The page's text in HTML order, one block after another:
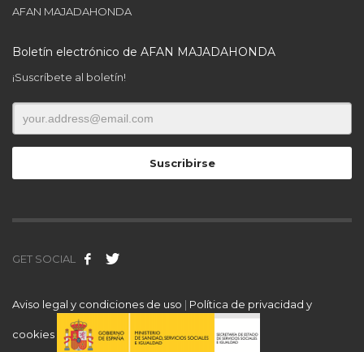
AFAN MAJADAHONDA
Boletín electrónico de AFAN MAJADAHONDA
¡Suscríbete al boletín!
GET SOCIAL
Aviso legal y condiciones de uso | Política de privacidad y
cookies